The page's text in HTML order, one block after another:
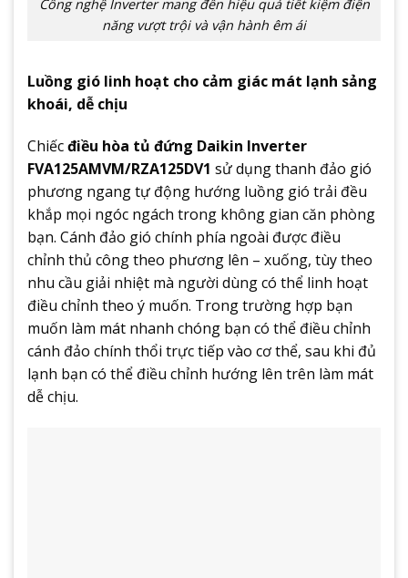
Công nghệ Inverter mang đến hiệu quả tiết kiệm điện
năng vượt trội và vận hành êm ái
Luồng gió linh hoạt cho cảm giác mát lạnh sảng
khoái, dễ chịu
Chiếcđiều hòa tủ đứng Daikin Inverter
FVA125AMVM/RZA125DV1 sử dụng thanh đảo gió
phương ngang tự động hướng luồng gió trải đều
khắp mọi ngóc ngách trong không gian căn phòng
bạn. Cánh đảo gió chính phía ngoài được điều
chỉnh thủ công theo phương lên – xuống, tùy theo
nhu cầu giải nhiệt mà người dùng có thể linh hoạt
điều chỉnh theo ý muốn. Trong trường hợp bạn
muốn làm mát nhanh chóng bạn có thể điều chỉnh
cánh đảo chính thổi trực tiếp vào cơ thể, sau khi đủ
lạnh bạn có thể điều chỉnh hướng lên trên làm mát
dễ chịu.